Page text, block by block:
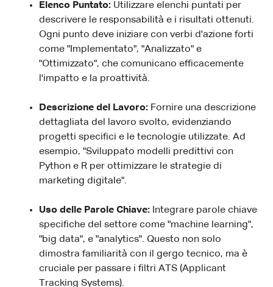
Elenco Puntato: Utilizzare elenchi puntati per
descrivere le responsabilità e i risultati ottenuti.
Ogni punto deve iniziare con verbi d'azione forti
come "Implementato", "Analizzato" e
"Ottimizzato", che comunicano efficacemente
l'impatto e la proattività.
Descrizione del Lavoro: Fornire una descrizione
dettagliata del lavoro svolto, evidenziando
progetti specifici e le tecnologie utilizzate. Ad
esempio, "Sviluppato modelli predittivi con
Python e R per ottimizzare le strategie di
marketing digitale".
Uso delle Parole Chiave: Integrare parole chiave
specifiche del settore come "machine learning",
"big data", e "analytics". Questo non solo
dimostra familiarità con il gergo tecnico, ma è
cruciale per passare i filtri ATS (Applicant
Tracking Systems).